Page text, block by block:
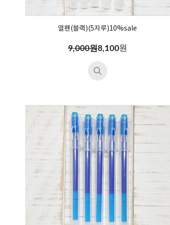
열펜(블랙)(5자루)10%sale
9,000원8,100원